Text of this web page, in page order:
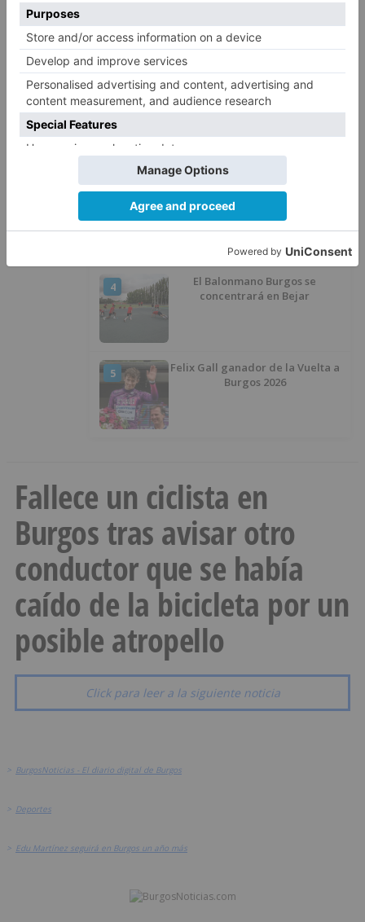
1
urbanos de Burgos cambian su
recorrido por las obras de
asfaltado en la Avenida del
Arlanzón y se reactiva el servicio
al Centro Histórico
2
Herida una mujer en un
Más ventajas con el carné 60 CYL
4
El Balonmano Burgos se
concentrará en Bejar
5
Felix Gall ganador de la Vuelta a
Burgos 2026
Fallece un ciclista en
Burgos tras avisar otro
conductor que se había
caído de la bicicleta por un
posible atropello
Click para leer a la siguiente noticia
> BurgosNoticias - El diario digital de Burgos
> Deportes
> Edu Martínez seguirá en Burgos un año más